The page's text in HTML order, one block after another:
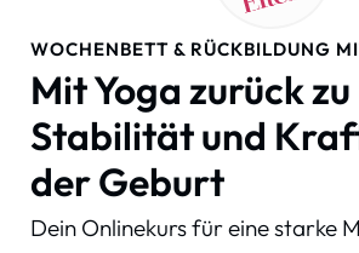
WOCHENBETT & RÜCKBILDUNG
Mit Yoga zurück zu
Stabilität und
der Geburt
Dein Onlinekurs für eine starke